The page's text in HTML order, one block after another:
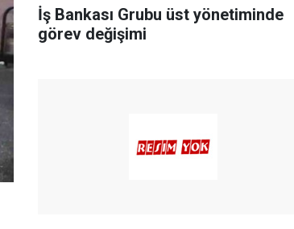
İş Bankası Grubu üst yönetiminde
görev değişimi